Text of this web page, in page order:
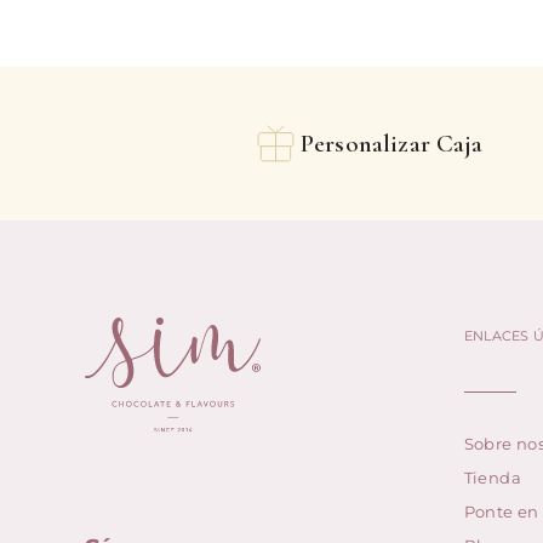
Personalizar Caja
ENLACES
Sobre
Tienda
Ponte